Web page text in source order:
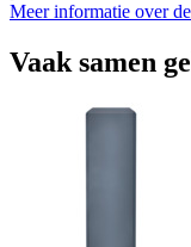
Meer informatie over
Vaak samen